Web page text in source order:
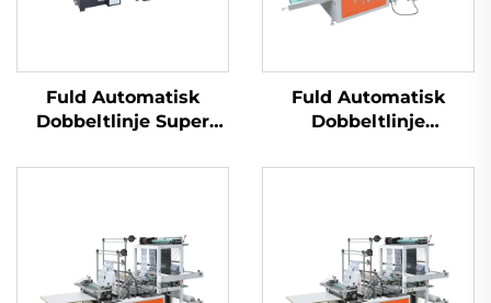
Fuld Automatisk
Dobbeltlinje Super
T-shirt Sak Produktion
Fuld Automatisk
Dobbeltlinje
T-shirt Sak Produktion